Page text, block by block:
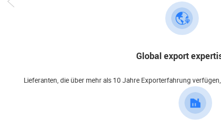
Global export
Lieferanten, die über mehr als 10 Jahre Exporterfahrung